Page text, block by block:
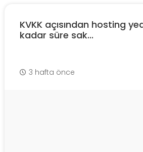
KVKK açısından hosting
kadar süre sak...
3 hafta önce